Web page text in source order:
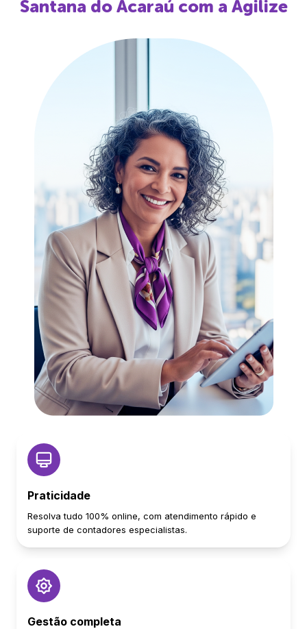
Santana do Acaraú com a Agilize
Praticidade
Resolva tudo 100% online, com atendimento rápido e
suporte de contadores especialistas.
Gestão completa